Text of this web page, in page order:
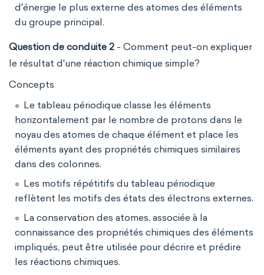
d'énergie le plus externe des atomes des éléments
du groupe principal.
Question de conduite 2 - Comment peut-on expliquer
le résultat d'une réaction chimique simple?
Concepts
Le tableau périodique classe les éléments
horizontalement par le nombre de protons dans le
noyau des atomes de chaque élément et place les
éléments ayant des propriétés chimiques similaires
dans des colonnes.
Les motifs répétitifs du tableau périodique
reflètent les motifs des états des électrons externes.
La conservation des atomes, associée à la
connaissance des propriétés chimiques des éléments
impliqués, peut être utilisée pour décrire et prédire
les réactions chimiques.